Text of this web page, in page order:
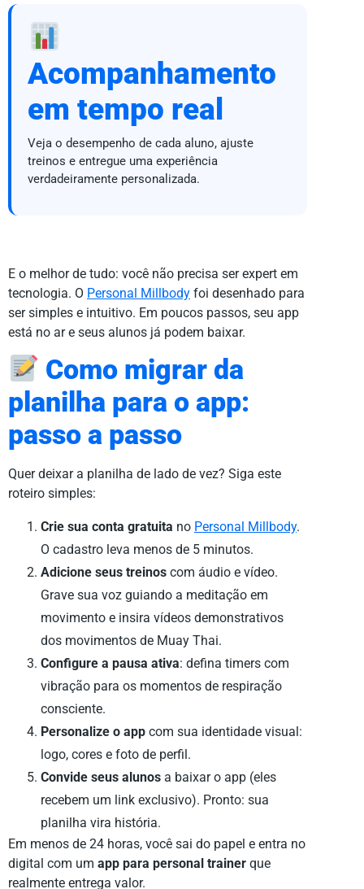
Acompanhamento
em tempo real
Veja o desempenho de cada aluno, ajuste
treinos e entregue uma experiência
verdadeiramente personalizada.
E o melhor de tudo: você não precisa ser expert em
tecnologia. O Personal Millbody foi desenhado para
ser simples e intuitivo. Em poucos passos, seu app
está no ar e seus alunos já podem baixar.
Como migrar da
planilha para o app:
passo a passo
Quer deixar a planilha de lado de vez? Siga este
roteiro simples:
Crie sua conta gratuita no Personal Millbody.
O cadastro leva menos de 5 minutos.
Adicione seus treinos com áudio e vídeo.
Grave sua voz guiando a meditação em
movimento e insira vídeos demonstrativos
dos movimentos de Muay Thai.
Configure a pausa ativa: defina timers com
vibração para os momentos de respiração
consciente.
Personalize o app com sua identidade visual:
logo, cores e foto de perfil.
Convide seus alunos a baixar o app (eles
recebem um link exclusivo). Pronto: sua
planilha vira história.
Em menos de 24 horas, você sai do papel e entra no
digital com um app para personal trainer que
realmente entrega valor.